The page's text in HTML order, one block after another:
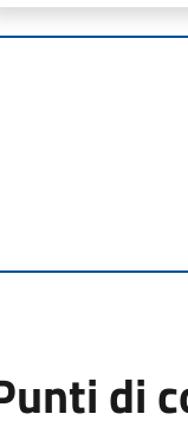
di